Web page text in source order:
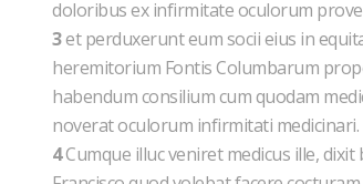
doloribus ex infirmitate oculorum
3et perduxerunt eum socii eius in
heremitorium Fontis Columbarum
habendum consilium cum quodam
noverat oculorum infirmitati medicinari.
4Cumque illuc veniret medicus ille, dixit